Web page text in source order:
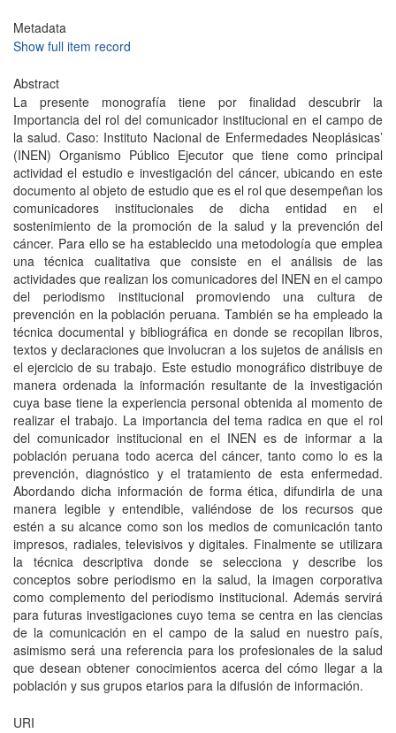
Metadata
Show full item record
Abstract
La presente monografía tiene por finalidad descubrir la
Importancia del rol del comunicador institucional en el campo de
la salud. Caso: Instituto Nacional de Enfermedades Neoplásicas’
(INEN) Organismo Público Ejecutor que tiene como principal
actividad el estudio e investigación del cáncer, ubicando en este
documento al objeto de estudio que es el rol que desempeñan los
comunicadores institucionales de dicha entidad en el
sostenimiento de la promoción de la salud y la prevención del
cáncer. Para ello se ha establecido una metodología que emplea
una técnica cualitativa que consiste en el análisis de las
actividades que realizan los comunicadores del INEN en el campo
del periodismo institucional promoviendo una cultura de
prevención en la población peruana. También se ha empleado la
técnica documental y bibliográfica en donde se recopilan libros,
textos y declaraciones que involucran a los sujetos de análisis en
el ejercicio de su trabajo. Este estudio monográfico distribuye de
manera ordenada la información resultante de la investigación
cuya base tiene la experiencia personal obtenida al momento de
realizar el trabajo. La importancia del tema radica en que el rol
del comunicador institucional en el INEN es de informar a la
población peruana todo acerca del cáncer, tanto como lo es la
prevención, diagnóstico y el tratamiento de esta enfermedad.
Abordando dicha información de forma ética, difundirla de una
manera legible y entendible, valiéndose de los recursos que
estén a su alcance como son los medios de comunicación tanto
impresos, radiales, televisivos y digitales. Finalmente se utilizara
la técnica descriptiva donde se selecciona y describe los
conceptos sobre periodismo en la salud, la imagen corporativa
como complemento del periodismo institucional. Además servirá
para futuras investigaciones cuyo tema se centra en las ciencias
de la comunicación en el campo de la salud en nuestro país,
asimismo será una referencia para los profesionales de la salud
que desean obtener conocimientos acerca del cómo llegar a la
población y sus grupos etarios para la difusión de información.
URI